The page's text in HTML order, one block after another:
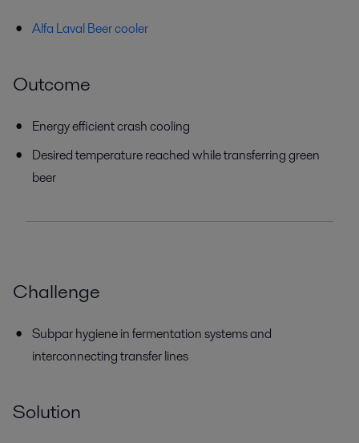
Alfa Laval Beer cooler
Outcome
Energy efficient crash cooling
Desired temperature reached while transferring green
beer
Challenge
Subpar hygiene in fermentation systems and
interconnecting transfer lines
Solution